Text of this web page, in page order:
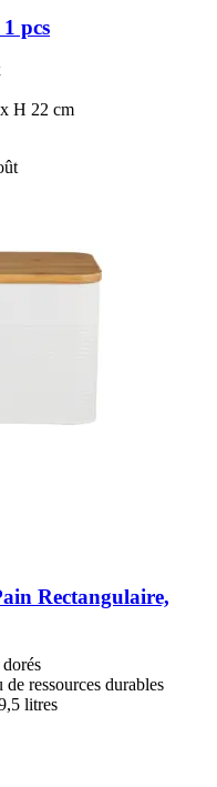
pcs
H 22 cm
Rectangulaire,
ressources durables
litres